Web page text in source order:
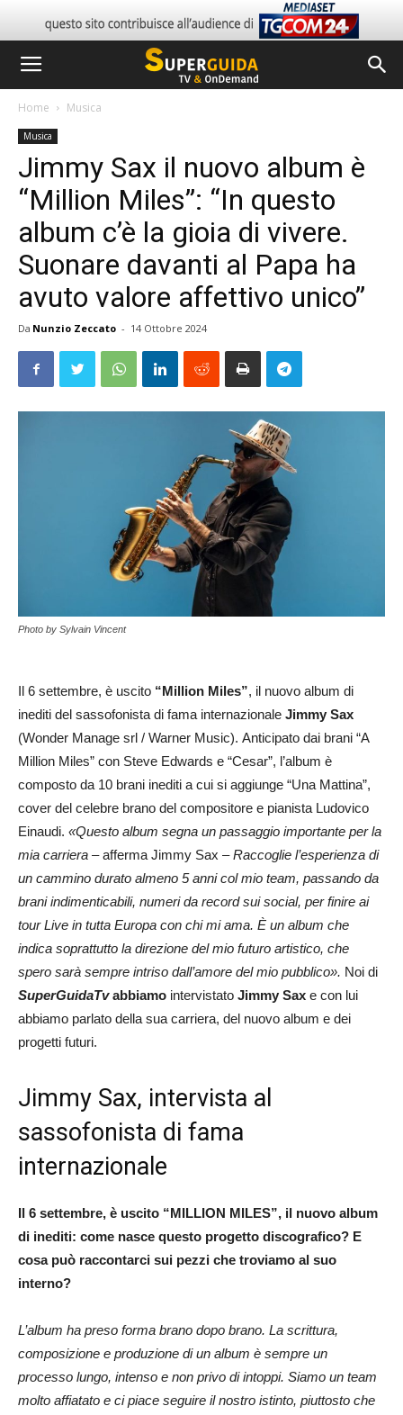
Home Musica
Musica
Jimmy Sax il nuovo album è
“Million Miles”: “In questo
album c’è la gioia di vivere.
Suonare davanti al Papa ha
avuto valore affettivo unico”
Da Nunzio Zeccato - 14 Ottobre 2024
Photo by Sylvain Vincent
Il 6 settembre, è uscito “Million Miles”, il nuovo album di
inediti del sassofonista di fama internazionale Jimmy Sax
(Wonder Manage srl / Warner Music). Anticipato dai brani “A
Million Miles” con Steve Edwards e “Cesar”, l’album è
composto da 10 brani inediti a cui si aggiunge “Una Mattina”,
cover del celebre brano del compositore e pianista Ludovico
Einaudi. «Questo album segna un passaggio importante per la
mia carriera – afferma Jimmy Sax –Raccoglie l’esperienza di
un cammino durato almeno 5 anni col mio team, passando da
brani indimenticabili, numeri da record sui social, per finire ai
tour Live in tutta Europa con chi mi ama. È un album che
indica soprattutto la direzione del mio futuro artistico, che
spero sarà sempre intriso dall’amore del mio pubblico». Noi di
SuperGuidaTvabbiamo intervistato Jimmy Sax e con lui
abbiamo parlato della sua carriera, del nuovo album e dei
progetti futuri.
Jimmy Sax, intervista al
sassofonista di fama
internazionale
Il 6 settembre, è uscito “MILLION MILES”, il nuovo album
di inediti: come nasce questo progetto discografico? E
cosa può raccontarci sui pezzi che troviamo al suo
interno?
L’album ha preso forma brano dopo brano. La scrittura,
composizione e produzione di un album è sempre un
processo lungo, intenso e non privo di intoppi. Siamo un team
molto affiatato e ci piace seguire il nostro istinto, piuttosto che